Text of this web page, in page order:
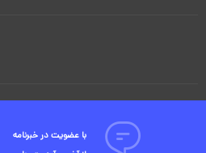
با عضویت در خبرنامه